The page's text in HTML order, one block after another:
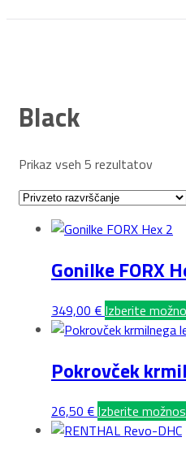
Black
Prikaz vseh 5 rezultatov
Gonilke FORX
349,00 € Izberite
Pokrovček
26,50 € Izberite